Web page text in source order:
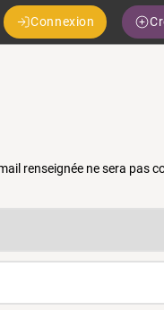
Connexion
renseignée ne sera pas